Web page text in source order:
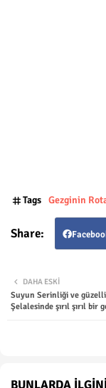
Tags Gezginin
DAHA ESKI
Suyun Serinliği ve
Şelalesinde şırıl şırıl bir
BUNLARDA